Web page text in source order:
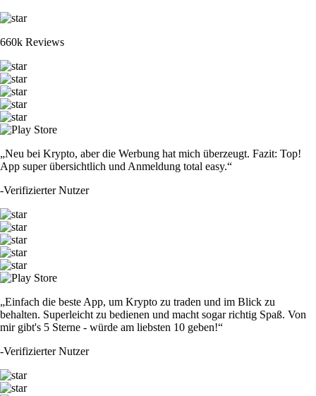
660k Reviews
„Neu bei Krypto, aber die Werbung hat mich überzeugt. Fazit: Top!
App super übersichtlich und Anmeldung total easy.“
-Verifizierter Nutzer
„Einfach die beste App, um Krypto zu traden und im Blick zu
behalten. Superleicht zu bedienen und macht sogar richtig Spaß. Von
mir gibt's 5 Sterne - würde am liebsten 10 geben!“
-Verifizierter Nutzer